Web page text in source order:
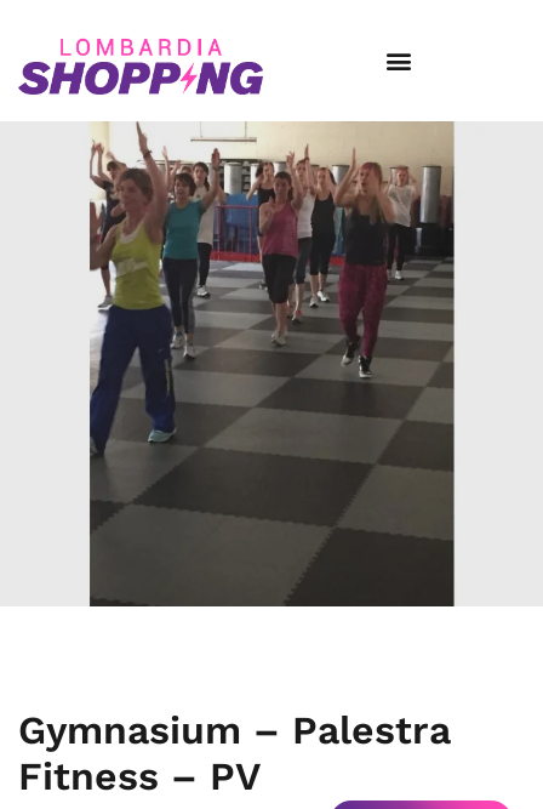
Gymnasium – Palestra
Fitness – PV